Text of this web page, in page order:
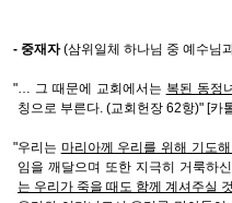
- 중재자(삼위일체 하나님 중 예수님
"… 그 때문에 교회에서는 복된 동정
칭으로 부른다. (교회헌장 62항)" [
"우리는 마리아께 우리를 위해 기도
임을 깨달으며 또한 지극히 거룩하
는 우리가 죽을 때도 함께 계셔주실 것